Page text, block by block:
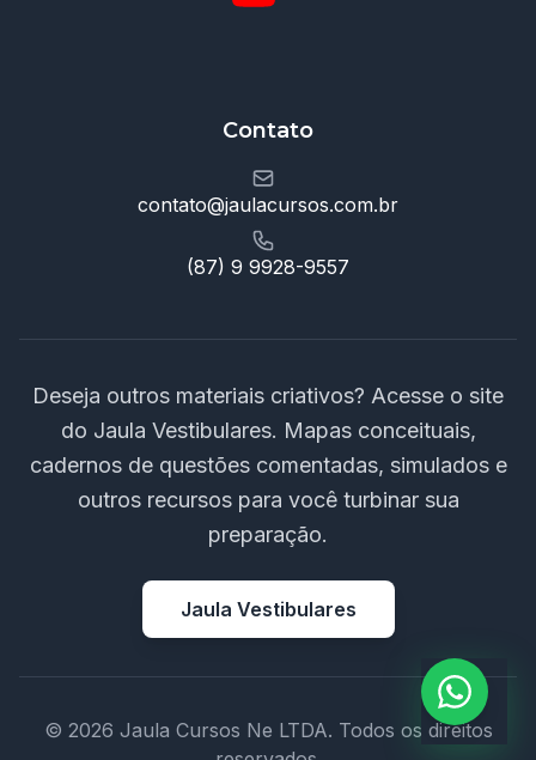
Contato
contato@jaulacursos.com.br
(87) 9 9928-9557
Deseja outros materiais criativos? Acesse o site
do Jaula Vestibulares. Mapas conceituais,
cadernos de questões comentadas, simulados e
outros recursos para você turbinar sua
preparação.
Jaula Vestibulares
© 2026 Jaula Cursos Ne LTDA. Todos os direitos